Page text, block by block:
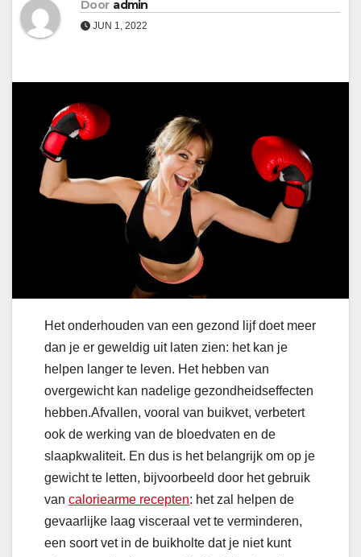
Door admin
JUN 1, 2022
Het onderhouden van een gezond lijf doet meer
dan je er geweldig uit laten zien: het kan je
helpen langer te leven. Het hebben van
overgewicht kan nadelige gezondheidseffecten
hebben.Afvallen, vooral van buikvet, verbetert
ook de werking van de bloedvaten en de
slaapkwaliteit. En dus is het belangrijk om op je
gewicht te letten, bijvoorbeeld door het gebruik
van caloriearme recepten: het zal helpen de
gevaarlijke laag visceraal vet te verminderen,
een soort vet in de buikholte dat je niet kunt